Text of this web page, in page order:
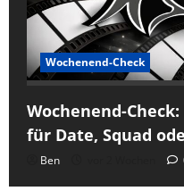
Wochenend-Check
Wochenend-
für Date, Squad
Ben